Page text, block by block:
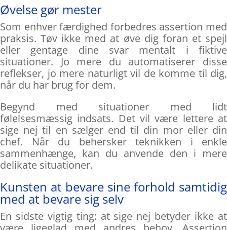
Øvelse gør mester
Som enhver færdighed forbedres assertion med
praksis. Tøv ikke med at øve dig foran et spejl
eller gentage dine svar mentalt i fiktive
situationer. Jo mere du automatiserer disse
reflekser, jo mere naturligt vil de komme til dig,
når du har brug for dem.
Begynd med situationer med lidt
følelsesmæssig indsats. Det vil være lettere at
sige nej til en sælger end til din mor eller din
chef. Når du behersker teknikken i enkle
sammenhænge, kan du anvende den i mere
delikate situationer.
Kunsten at bevare sine forhold samtidig
med at bevare sig selv
En sidste vigtig ting: at sige nej betyder ikke at